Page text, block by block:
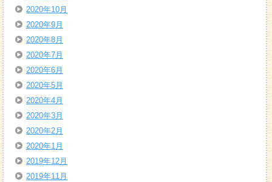
2020年10月
2020年9月
2020年8月
2020年7月
2020年6月
2020年5月
2020年4月
2020年3月
2020年2月
2020年1月
2019年12月
2019年11月